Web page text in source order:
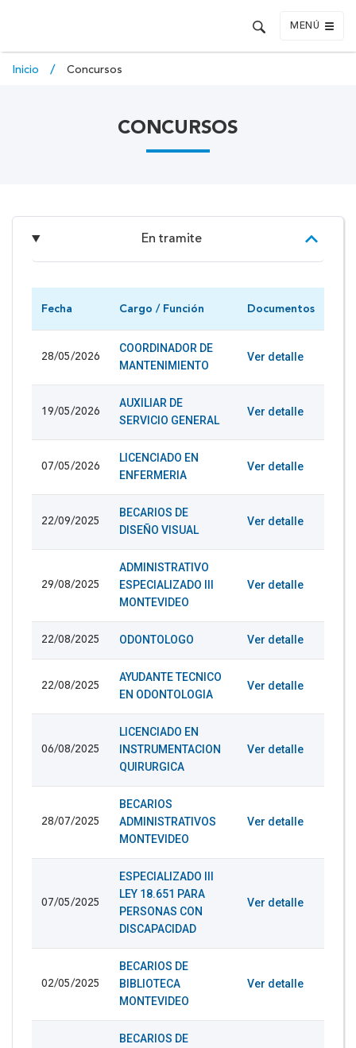
MENÚ
Inicio Concursos
CONCURSOS
En tramite
Fecha Cargo / Función Documentos
28/05/2026
COORDINADOR DE
MANTENIMIENTO
Ver detalle
19/05/2026
AUXILIAR DE
SERVICIO GENERAL
Ver detalle
07/05/2026
LICENCIADO EN
ENFERMERIA
Ver detalle
22/09/2025
BECARIOS DE
DISEÑO VISUAL
Ver detalle
29/08/2025
ADMINISTRATIVO
ESPECIALIZADO III
MONTEVIDEO
Ver detalle
22/08/2025 ODONTOLOGO Ver detalle
22/08/2025
AYUDANTE TECNICO
EN ODONTOLOGIA
Ver detalle
06/08/2025
LICENCIADO EN
INSTRUMENTACION
QUIRURGICA
Ver detalle
28/07/2025
BECARIOS
ADMINISTRATIVOS
MONTEVIDEO
Ver detalle
07/05/2025
ESPECIALIZADO III
LEY 18.651 PARA
PERSONAS CON
DISCAPACIDAD
Ver detalle
02/05/2025
BECARIOS DE
BIBLIOTECA
MONTEVIDEO
Ver detalle
BECARIOS DE